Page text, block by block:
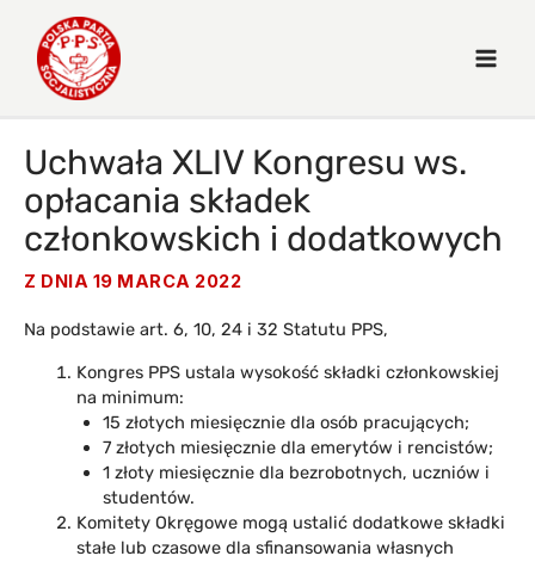
Uchwała XLIV Kongresu ws.
opłacania składek
członkowskich i dodatkowych
Z DNIA 19 MARCA 2022
Na podstawie art. 6, 10, 24 i 32 Statutu PPS,
Kongres PPS ustala wysokość składki członkowskiej
na minimum:
15 złotych miesięcznie dla osób pracujących;
7 złotych miesięcznie dla emerytów i rencistów;
1 złoty miesięcznie dla bezrobotnych, uczniów i
studentów.
Komitety Okręgowe mogą ustalić dodatkowe składki
stałe lub czasowe dla sfinansowania własnych